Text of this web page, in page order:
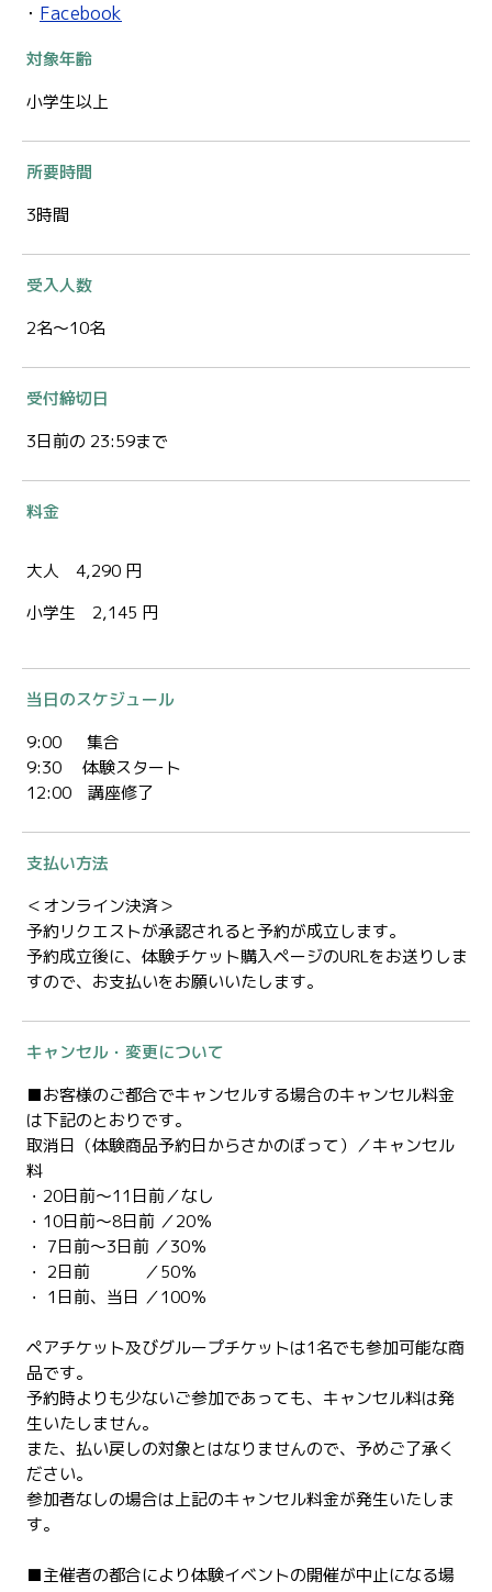
・ Facebook
対象年齢
小学生以上
所要時間
3時間
受入人数
2名～10名
受付締切日
3日前の 23:59まで
料金
大人 4,290 円
小学生 2,145 円
当日のスケジュール
9:00 集合
9:30 体験スタート
12:00 講座修了
支払い方法
＜オンライン決済＞
予約リクエストが承認されると予約が成立します。
予約成立後に、体験チケット購入ページのURLをお送りしま
すので、お支払いをお願いいたします。
キャンセル・変更について
■お客様のご都合でキャンセルする場合のキャンセル料金
は下記のとおりです。
取消日（体験商品予約日からさかのぼって）／キャンセル
料
・20日前～11日前／なし
・10日前～8日前 ／20％
・ 7日前～3日前 ／30％
・ 2日前 ／50％
・ 1日前、当日 ／100％
ペアチケット及びグループチケットは1名でも参加可能な商
品です。
予約時よりも少ないご参加であっても、キャンセル料は発
生いたしません。
また、払い戻しの対象とはなりませんので、予めご了承く
ださい。
参加者なしの場合は上記のキャンセル料金が発生いたしま
す。
■主催者の都合により体験イベントの開催が中止になる場